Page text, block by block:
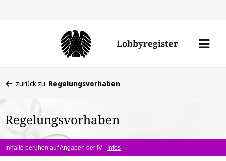
Lobbyregister
Menü
befinden
hier:
zurück zu: Regelungsvorhaben
Regelungsvorhaben
Inhalte beruhen auf Angaben der IV - Infos